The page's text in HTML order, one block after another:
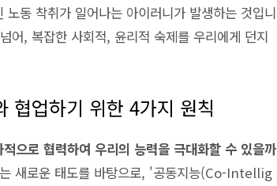
동 착취가 일어나는 아이러니가 발생하는 것입니
어, 복잡한 사회적, 윤리적 숙제를 우리에게 던지
업하기 위한 4가지 원칙
으로 협력하여 우리의 능력을 극대화할 수 있을까
새로운 태도를 바탕으로, '공동지능(Co-Intellig